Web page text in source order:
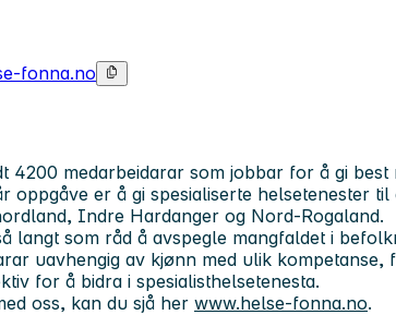
fonna.no
4200 medarbeidarar som jobbar for å gi best
oppgåve er å gi spesialiserte helsetenester
Indre Hardanger og Nord-Rogaland.
langt som råd å avspegle mangfaldet i
uavhengig av kjønn med ulik kompetanse,
for å bidra i spesialisthelsetenesta.
oss, kan du sjå her www.helse-fonna.no.